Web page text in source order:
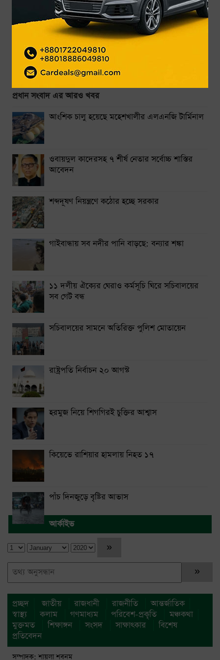
আংশিক চালু হয়েছে মহেশখালীর এলএনজি টার্মিনাল
ওবায়দুল কাদেরসহ ৭ শীর্ষ নেতার সর্বোচ্চ শাস্তির আবেদন
শব্দদূষণ নিয়ন্ত্রণে কঠোর হচ্ছে সরকার
গাইবান্ধায় সব নদীর পানি বাড়ছে: বন্যার শঙ্কা
১১ দলীয় ঐক্যের ঘেরাও কর্মসূচি ঘিরে সচিবালয়ের সব গেট বন্ধ
সচিবালয়ের সামনে অতিরিক্ত পুলিশ মোতায়েন
রাষ্ট্রপতি নির্বাচন ২০ আগস্ট
ক্রিকেটার সাকিব আল হোসেনের বাসভবনে হামলা
হরমুজ নিয়ে শিগগিরই চুক্তির আশ্বাস
প্রধান সংবাদ এর আরও খবর
আংশিক চালু হয়েছে মহেশখালীর এলএনজি টার্মিনাল
ওবায়দুল কাদেরসহ ৭ শীর্ষ নেতার সর্বোচ্চ শাস্তির
আবেদন
শব্দদূষণ নিয়ন্ত্রণে কঠোর হচ্ছে সরকার
গাইবান্ধায় সব নদীর পানি বাড়ছে: বন্যার শঙ্কা
১১ দলীয় ঐক্যের ঘেরাও কর্মসূচি ঘিরে সচিবালয়ের
সব গেট বন্ধ
সচিবালয়ের সামনে অতিরিক্ত পুলিশ মোতায়েন
রাষ্ট্রপতি নির্বাচন ২০ আগস্ট
হরমুজ নিয়ে শিগগিরই চুক্তির আশ্বাস
কিয়েভে রাশিয়ার হামলায় নিহত ১৭
পাঁচ দিনজুড়ে বৃষ্টির আভাস
আর্কাইভ
প্রচ্ছদ জাতীয় রাজধানী রাজনীতি
আন্তর্জাতিক
স্বাস্থ্য
কলাম গণমাধ্যম পরিবেশ-প্রকৃতি
মঞ্চকথা
মুক্তমত
শিক্ষাঙ্গন সংসদ সাক্ষাৎকার
বিশেষ
প্রতিবেদন
সম্পাদক: শায়লা শবনম